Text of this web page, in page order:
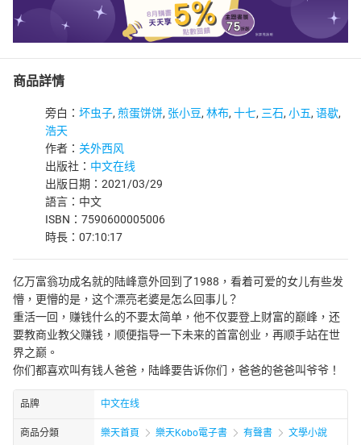
商品詳情
旁白： 坏虫子, 煎蛋饼饼, 张小豆, 林布, 十七, 三石, 小五, 语歇,
浩天
作者： 关外西风
出版社： 中文在线
出版日期：2021/03/29
語言：中文
ISBN：7590600005006
時長：07:10:17
亿万富翁功成名就的陆峰意外回到了1988，看着可爱的女儿有些发
懵，更懵的是，这个漂亮老婆是怎么回事儿？
重活一回，赚钱什么的不要太简单，他不仅要登上财富的巅峰，还
要教商业教父赚钱，顺便指导一下未来的首富创业，再顺手站在世
界之巅。
你们都喜欢叫有钱人爸爸，陆峰要告诉你们，爸爸的爸爸叫爷爷！
品牌 中文在线
商品分類 樂天首頁 樂天Kobo電子書 有聲書 文學小說